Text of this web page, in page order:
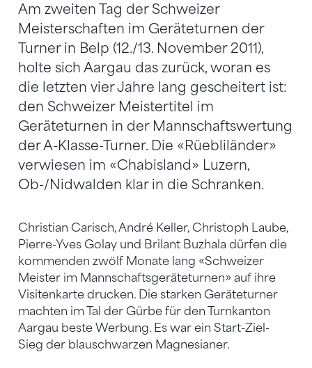
Am zweiten Tag der Schweizer
Meisterschaften im Geräteturnen der
Turner in Belp (12./13. November 2011),
holte sich Aargau das zurück, woran es
die letzten vier Jahre lang gescheitert ist:
den Schweizer Meistertitel im
Geräteturnen in der Mannschaftswertung
der A-Klasse-Turner. Die «Rüebliländer»
verwiesen im «Chabisland» Luzern,
Ob-/Nidwalden klar in die Schranken.
Christian Carisch, André Keller, Christoph Laube,
Pierre-Yves Golay und Brilant Buzhala dürfen die
kommenden zwölf Monate lang «Schweizer
Meister im Mannschaftsgeräteturnen» auf ihre
Visitenkarte drucken. Die starken Geräteturner
machten im Tal der Gürbe für den Turnkanton
Aargau beste Werbung. Es war ein Start-Ziel-
Sieg der blauschwarzen Magnesianer.